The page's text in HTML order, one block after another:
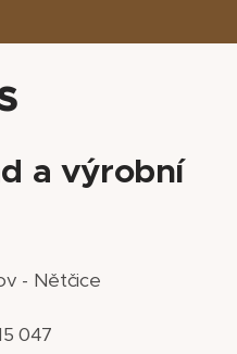
a výrobní
- Nětčice
047